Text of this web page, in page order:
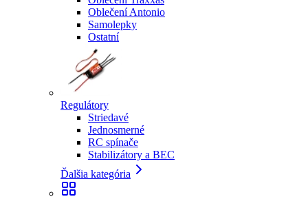
Oblečení Antonio
Samolepky
Ostatní
Regulátory
Striedavé
Jednosmerné
RC spínače
Stabilizátory a BEC
Ďalšia kategória